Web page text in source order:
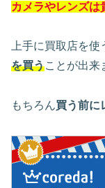
カメラやレンズは
上手に買取店を使
を買うことが出来
もちろん買う前に